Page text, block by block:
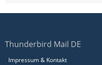
Thunderbird Mail DE
Impressum & Kontakt